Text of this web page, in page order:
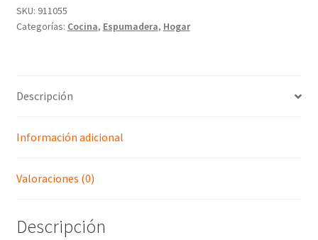
SKU: 911055
Categorías: Cocina, Espumadera, Hogar
Descripción
Información adicional
Valoraciones (0)
Descripción